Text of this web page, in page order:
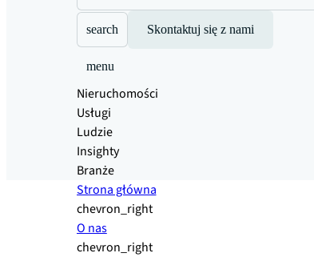
search Skontaktuj się z nami
menu
Nieruchomości
Usługi
Ludzie
Insighty
Branże
Strona główna
chevron_right
O nas
chevron_right